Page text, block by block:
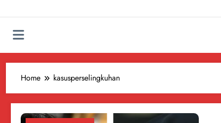
Home kasusperselingkuhan